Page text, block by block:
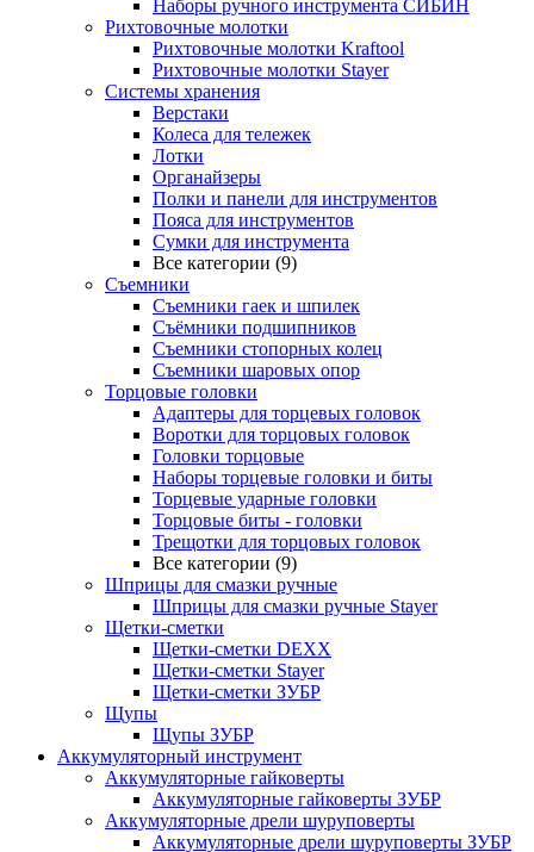
Наборы ручного инструмента СИБИН
Рихтовочные молотки
Рихтовочные молотки Kraftool
Рихтовочные молотки Stayer
Системы хранения
Верстаки
Колеса для тележек
Лотки
Органайзеры
Полки и панели для инструментов
Пояса для инструментов
Сумки для инструмента
Все категории (9)
Съемники
Съемники гаек и шпилек
Съёмники подшипников
Съемники стопорных колец
Съемники шаровых опор
Торцовые головки
Адаптеры для торцевых головок
Воротки для торцовых головок
Головки торцовые
Наборы торцевые головки и биты
Торцевые ударные головки
Торцовые биты - головки
Трещотки для торцовых головок
Все категории (9)
Шприцы для смазки ручные
Шприцы для смазки ручные Stayer
Щетки-сметки
Щетки-сметки DEXX
Щетки-сметки Stayer
Щетки-сметки ЗУБР
Щупы
Щупы ЗУБР
Аккумуляторный инструмент
Аккумуляторные гайковерты
Аккумуляторные гайковерты ЗУБР
Аккумуляторные дрели шуруповерты
Аккумуляторные дрели шуруповерты ЗУБР